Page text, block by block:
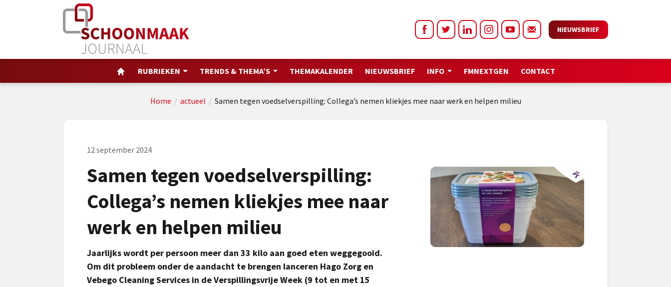
NIEUWSBRIEF
RUBRIEKEN TRENDS & THEMA’S THEMAKALENDER NIEUWSBRIEF INFO FMNEXTGEN CONTACT
Home / actueel / Samen tegen voedselverspilling: Collega’s nemen kliekjes mee naar werk en helpen milieu
12 september 2024
Samen tegen voedselverspilling:
Collega’s nemen kliekjes mee naar
werk en helpen milieu
Jaarlijks wordt per persoon meer dan 33 kilo aan goed eten weggegooid.
Om dit probleem onder de aandacht te brengen lanceren Hago Zorg en
Vebego Cleaning Services in de Verspillingsvrije Week (9 tot en met 15